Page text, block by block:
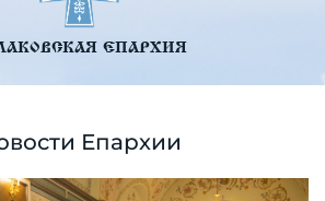
ЕПАРХИЯ
Епархии